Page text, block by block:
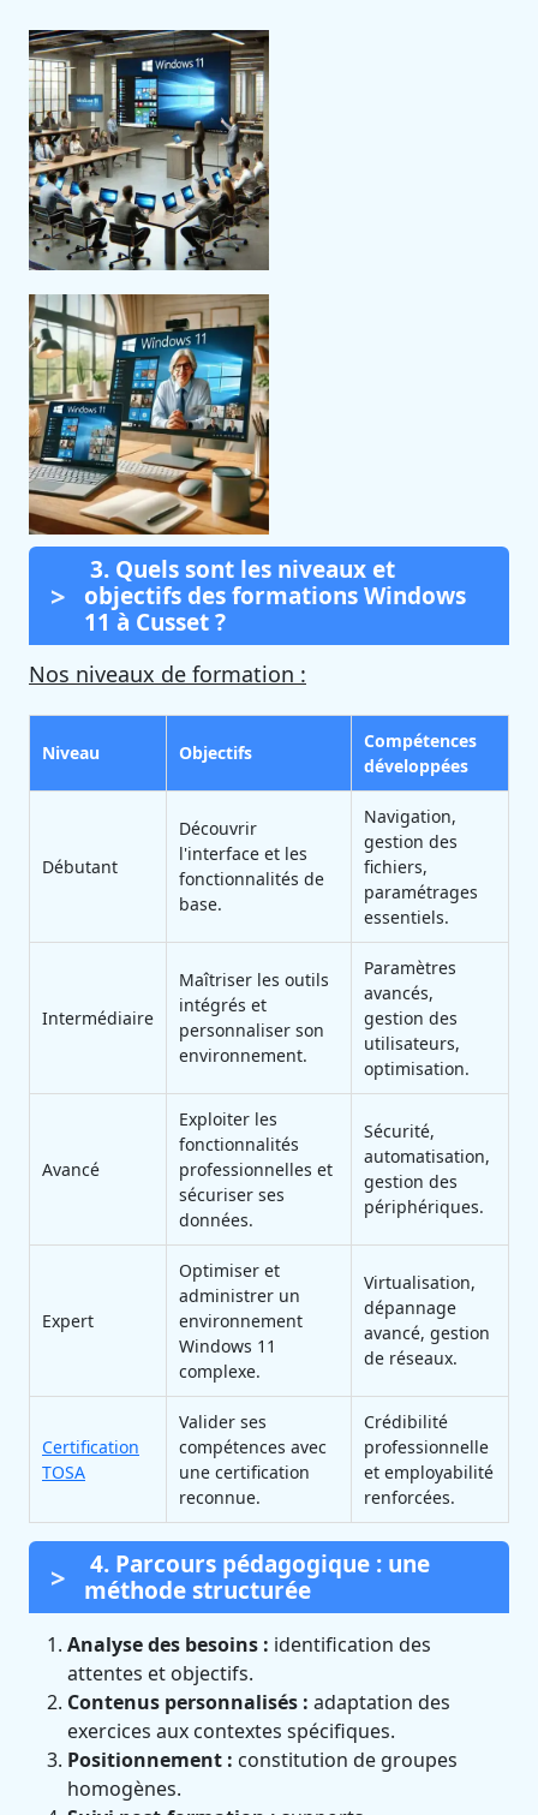
3. Quels sont les niveaux et
objectifs des formations Windows
11 à Cusset ?
Nos niveaux de formation :
Niveau Objectifs
Compétences
développées
Débutant
Découvrir
l'interface et les
fonctionnalités de
base.
Navigation,
gestion des
fichiers,
paramétrages
essentiels.
Intermédiaire
Maîtriser les outils
intégrés et
personnaliser son
environnement.
Paramètres
avancés,
gestion des
utilisateurs,
optimisation.
Avancé
Exploiter les
fonctionnalités
professionnelles et
sécuriser ses
données.
Sécurité,
automatisation,
gestion des
périphériques.
Expert
Optimiser et
administrer un
environnement
Windows 11
complexe.
Virtualisation,
dépannage
avancé, gestion
de réseaux.
Certification
TOSA
Valider ses
compétences avec
une certification
reconnue.
Crédibilité
professionnelle
et employabilité
renforcées.
4. Parcours pédagogique : une
méthode structurée
Analyse des besoins : identification des
attentes et objectifs.
Contenus personnalisés : adaptation des
exercices aux contextes spécifiques.
Positionnement : constitution de groupes
homogènes.